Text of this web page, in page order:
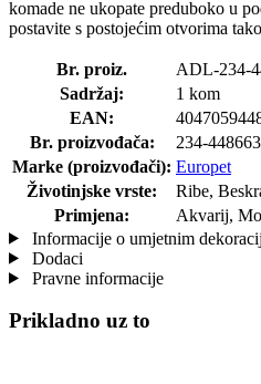
komade ne ukopate preduboko u
postavite s postojećim otvorima
Br. proiz.
ADL-234-
Sadržaj:
1 kom
EAN:
Br. proizvođača:
234-448663
Marke (proizvođači): Europet
Životinjske vrste:
Ribe,
Primjena:
Akvarij,
Informacije o umjetnim
Dodaci
Pravne informacije
Prikladno uz to